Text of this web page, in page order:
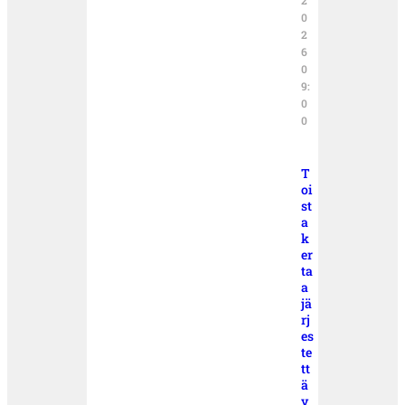
0
2
6
0
9:
0
0
T
oi
st
a
k
er
ta
a
jä
rj
es
te
tt
ä
v